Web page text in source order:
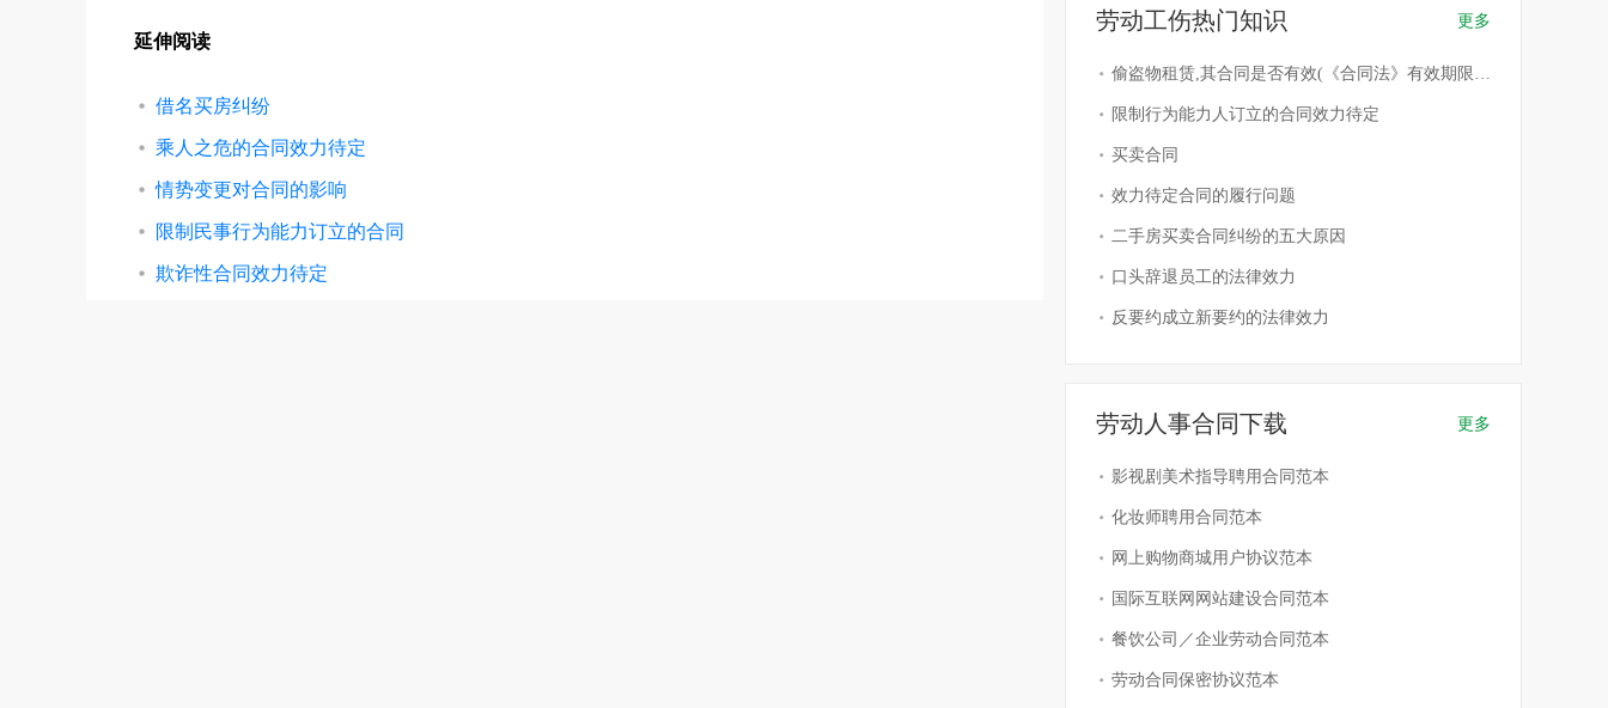
延伸阅读
借名买房纠纷
乘人之危的合同效力待定
情势变更对合同的影响
限制民事行为能力订立的合同
欺诈性合同效力待定
更多
劳动工伤热门知识
偷盗物租赁,其合同是否有效(《合同法》有效期限截止：2020年12月31日)
限制行为能力人订立的合同效力待定
买卖合同
效力待定合同的履行问题
二手房买卖合同纠纷的五大原因
口头辞退员工的法律效力
反要约成立新要约的法律效力
更多
劳动人事合同下载
影视剧美术指导聘用合同范本
化妆师聘用合同范本
网上购物商城用户协议范本
国际互联网网站建设合同范本
餐饮公司／企业劳动合同范本
劳动合同保密协议范本